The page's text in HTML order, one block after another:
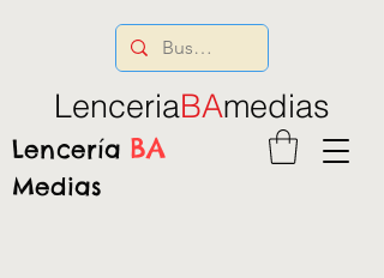
Lencería BA
Medias
LenceriaBAmedias